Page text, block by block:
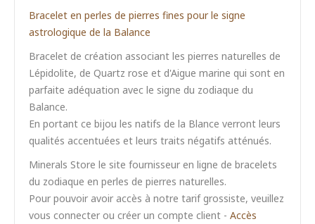
Bracelet en perles de pierres fines pour le signe
astrologique de la Balance
Bracelet de création associant les pierres naturelles de
Lépidolite, de Quartz rose et d'Aigue marine qui sont en
parfaite adéquation avec le signe du zodiaque du
Balance.
En portant ce bijou les natifs de la Blance verront leurs
qualités accentuées et leurs traits négatifs atténués.
Minerals Store le site fournisseur en ligne de bracelets
du zodiaque en perles de pierres naturelles.
Pour pouvoir avoir accès à notre tarif grossiste, veuillez
vous connecter ou créer un compte client - Accès